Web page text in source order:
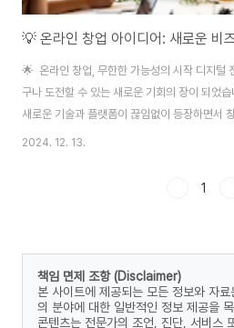
💡 온라인 창업 아이디어: 새로운 비
🌟 온라인 창업, 무한한 가능성의 시작 디지털
구나 도전할 수 있는 새로운 기회의 장이 되었
새로운 기술과 플랫폼이 끊임없이 등장하면서
환경이 더 좋아졌죠.하지만 어떤 아이디어로 시
소개하겠습니다.이 글을 읽고, 나만의 창업 아
추천 상품을 제..
2024. 12. 13.
1
책임 면제 조항 (Disclaimer)
본 사이트에 제공되는 모든 정보와 자
의 분야에 대한 일반적인 정보 제공을
콘텐츠는 전문가의 조언, 진단, 서비스